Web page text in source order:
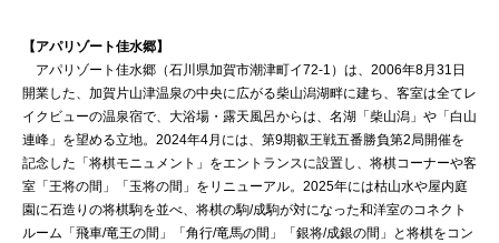
【アパリゾート佳水郷】
アパリゾート佳水郷（石川県加賀市潮津町イ72-1）は、2006年8月31日
開業した、加賀片山津温泉の中央に広がる柴山潟湖畔に建ち、客室は全てレ
イクビューの温泉宿で、大浴場・露天風呂からは、名湖「柴山潟」や「白山
連峰」を望める立地。2024年4月には、第9期叡王戦五番勝負第2局開催を
記念した「将棋モニュメント」をエントランスに設置し、将棋コーナーや客
室「王将の間」「玉将の間」をリニューアル。2025年には枯山水や屋内庭
園に石造りの将棋駒を並べ、将棋の駒/成駒が対になった和洋室のコネクト
ルーム「飛車/竜王の間」「角行/竜馬の間」「銀将/成銀の間」と将棋をコン